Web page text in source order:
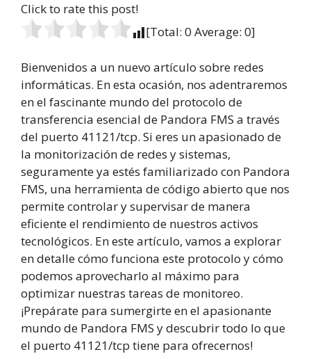
Click to rate this post!
[Total: 0 Average: 0]
Bienvenidos a un nuevo artículo sobre redes
informáticas. En esta ocasión, nos adentraremos
en el fascinante mundo del protocolo de
transferencia esencial de Pandora FMS a través
del puerto 41121/tcp. Si eres un apasionado de
la monitorización de redes y sistemas,
seguramente ya estés familiarizado con Pandora
FMS, una herramienta de código abierto que nos
permite controlar y supervisar de manera
eficiente el rendimiento de nuestros activos
tecnológicos. En este artículo, vamos a explorar
en detalle cómo funciona este protocolo y cómo
podemos aprovecharlo al máximo para
optimizar nuestras tareas de monitoreo.
¡Prepárate para sumergirte en el apasionante
mundo de Pandora FMS y descubrir todo lo que
el puerto 41121/tcp tiene para ofrecernos!